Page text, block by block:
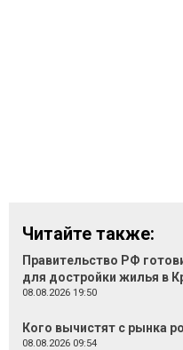
Читайте также:
Правительство РФ
для достройки жилья в
08.08.2026 19:50
Кого вычистят с рынка
08.08.2026 09:54